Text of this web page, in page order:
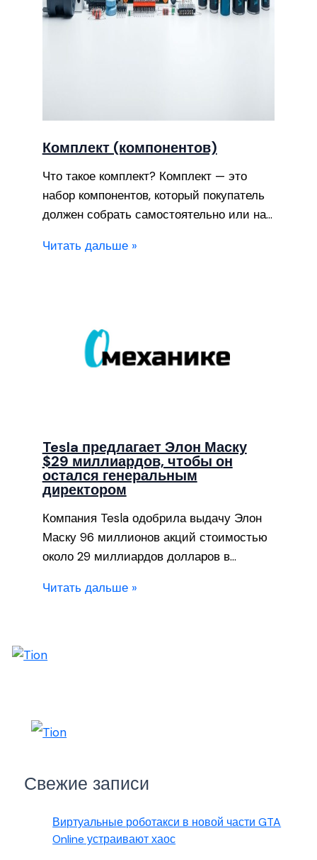
Комплект (компонентов)
Что такое комплект? Комплект — это
набор компонентов, который покупатель
должен собрать самостоятельно или на…
Читать дальше »
Tesla предлагает Элон Маску
$29 миллиардов, чтобы он
остался генеральным
директором
Компания Tesla одобрила выдачу Элон
Маску 96 миллионов акций стоимостью
около 29 миллиардов долларов в…
Читать дальше »
Свежие записи
Виртуальные роботакси в новой части GTA
Online устраивают хаос